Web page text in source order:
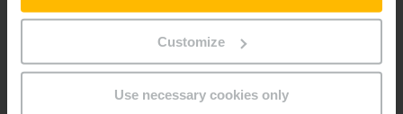
Customize
Use necessary cookies only
AM 30, 550x1600, V-BV, SH 3 000 kg